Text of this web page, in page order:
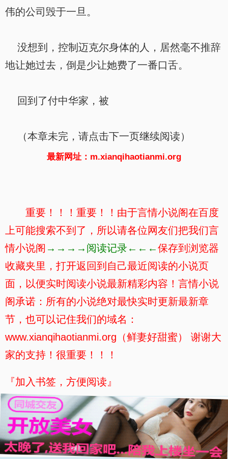
伟的公司毁于一旦。
没想到，控制迈克尔身体的人，居然毫不推辞
地让她过去，倒是少让她费了一番口舌。
回到了付中华家，被
（本章未完，请点击下一页继续阅读）
最新网址：m.xianqihaotianmi.org
重要！！！重要！！由于言情小说阁在百度
上可能搜索不到了，所以请各位网友们把我们言
情小说阁 →→→→阅读记录←←←保存到浏览器
收藏夹里，打开返回到自己最近阅读的小说页
面，以便实时阅读小说最新精彩内容！言情小说
阁承诺：所有的小说绝对最快实时更新最新章
节，也可以记住我们的域名：
www.xianqihaotianmi.org（鲜妻好甜蜜） 谢谢大
家的支持！很重要！！！
『加入书签，方便阅读』